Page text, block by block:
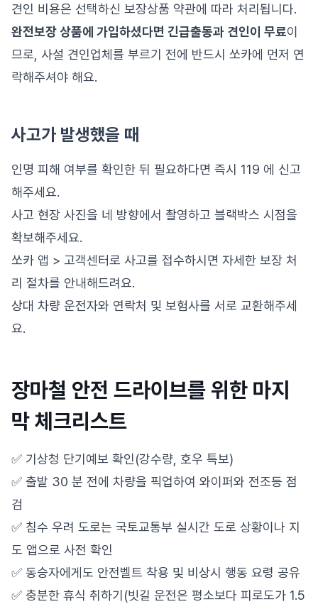
견인 비용은 선택하신 보장상품 약관에 따라 처리됩니다.
완전보장 상품에 가입하셨다면 긴급출동과 견인이 무료이
므로, 사설 견인업체를 부르기 전에 반드시 쏘카에 먼저 연
락해주셔야 해요.
사고가 발생했을 때
인명 피해 여부를 확인한 뒤 필요하다면 즉시 119 에 신고
해주세요.
사고 현장 사진을 네 방향에서 촬영하고 블랙박스 시점을
확보해주세요.
쏘카 앱 > 고객센터로 사고를 접수하시면 자세한 보장 처
리 절차를 안내해드려요.
상대 차량 운전자와 연락처 및 보험사를 서로 교환해주세
요.
장마철 안전 드라이브를 위한 마지
막 체크리스트
✅ 기상청 단기예보 확인(강수량, 호우 특보)
✅ 출발 30 분 전에 차량을 픽업하여 와이퍼와 전조등 점
검
✅ 침수 우려 도로는 국토교통부 실시간 도로 상황이나 지
도 앱으로 사전 확인
✅ 동승자에게도 안전벨트 착용 및 비상시 행동 요령 공유
✅ 충분한 휴식 취하기(빗길 운전은 평소보다 피로도가 1.5